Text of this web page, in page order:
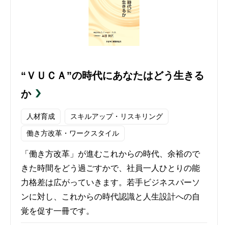
“ＶＵＣＡ”の時代にあなたはどう生きる
か
人材育成 スキルアップ・リスキリング
働き方改革・ワークスタイル
「働き方改革」が進むこれからの時代、余裕ので
きた時間をどう過ごすかで、社員一人ひとりの能
力格差は広がっていきます。若手ビジネスパーソ
ンに対し、これからの時代認識と人生設計への自
覚を促す一冊です。